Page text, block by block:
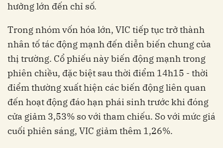
hưởng lớn đến chỉ số.
Trong nhóm vốn hóa lớn, VIC tiếp tục trở thành
nhân tố tác động mạnh đến diễn biến chung của
thị trường. Cổ phiếu này biến động mạnh trong
phiên chiều, đặc biệt sau thời điểm 14h15 - thời
điểm thường xuất hiện các biến động liên quan
đến hoạt động đáo hạn phái sinh trước khi đóng
cửa giảm 3,53% so với tham chiếu. So với mức giá
cuối phiên sáng, VIC giảm thêm 1,26%.